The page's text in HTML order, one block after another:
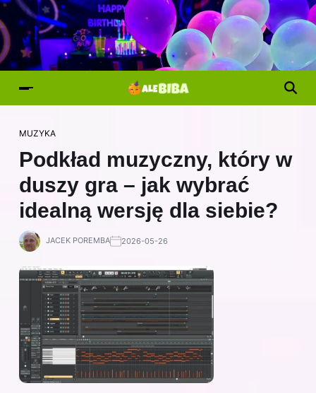
MUZYKA
Podkład muzyczny, który w
duszy gra – jak wybrać
idealną wersję dla siebie?
JACEK POREMBA 2026-05-26